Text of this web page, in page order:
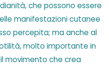
che possono essere
manifestazioni cutanee
percepita; ma anche al
molto importante in
movimento che crea